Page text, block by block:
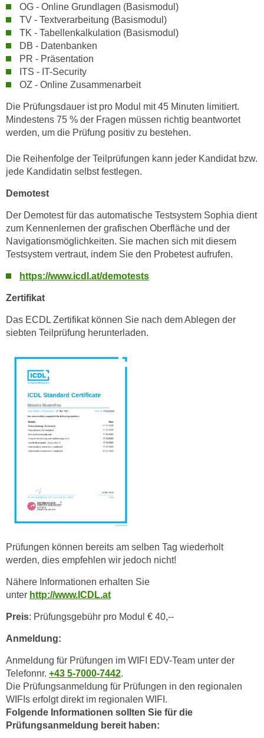
OG - Online Grundlagen (Basismodul)
TV - Textverarbeitung (Basismodul)
TK - Tabellenkalkulation (Basismodul)
DB - Datenbanken
PR - Präsentation
ITS - IT-Security
OZ - Online Zusammenarbeit
Die Prüfungsdauer ist pro Modul mit 45 Minuten limitiert.
Mindestens 75 % der Fragen müssen richtig beantwortet
werden, um die Prüfung positiv zu bestehen.
Die Reihenfolge der Teilprüfungen kann jeder Kandidat bzw.
jede Kandidatin selbst festlegen.
Demotest
Der Demotest für das automatische Testsystem Sophia dient
zum Kennenlernen der grafischen Oberfläche und der
Navigationsmöglichkeiten. Sie machen sich mit diesem
Testsystem vertraut, indem Sie den Probetest aufrufen.
https://www.icdl.at/demotests
Zertifikat
Das ECDL Zertifikat können Sie nach dem Ablegen der
siebten Teilprüfung herunterladen.
Prüfungen können bereits am selben Tag wiederholt
werden, dies empfehlen wir jedoch nicht!
Nähere Informationen erhalten Sie
unter http://www.ICDL.at
Preis: Prüfungsgebühr pro Modul € 40,--
Anmeldung:
Anmeldung für Prüfungen im WIFI EDV-Team unter der
Telefonnr. +43 5-7000-7442.
Die Prüfungsanmeldung für Prüfungen in den regionalen
WIFIs erfolgt direkt im regionalen WIFI.
Folgende Informationen sollten Sie für die
Prüfungsanmeldung bereit haben:
n
"
u
m
n
e
n
C
o
o
i
e
s
u
a
w
ä
n
z
w
.
"
A
l